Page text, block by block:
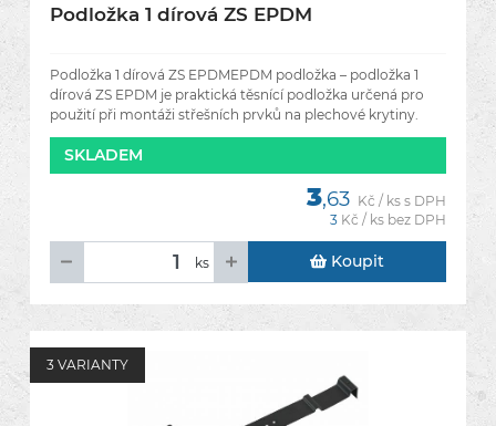
Podložka 1 dírová ZS EPDM
Podložka 1 dírová ZS EPDMEPDM podložka – podložka 1
dírová ZS EPDM je praktická těsnící podložka určená pro
použití při montáži střešních prvků na plechové krytiny.
Podložka
SKLADEM
3,63 Kč / ks s DPH
3 Kč / ks bez DPH
ks Koupit
3 VARIANTY